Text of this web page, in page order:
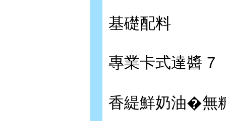
基礎配料
專業卡式達醬 7
香緹鮮奶油�無